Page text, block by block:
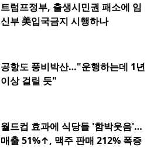
트럼프정부, 출생시민권 패소에 임
신부 美입국금지 시행하나
공항도 풍비박산…"운행하는데 1년
이상 걸릴 듯"
월드컵 효과에 식당들 '함박웃음'…
매출 51%↑, 맥주 판매 212% 폭증